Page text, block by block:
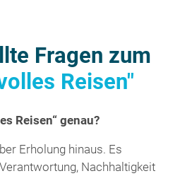
Fragen zum
Reisen"
Reisen“ genau?
Erholung hinaus. Es
Nachhaltigkeit